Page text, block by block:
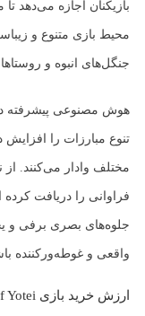
بازیکنان اجازه می‌دهد
محیط بازی متنوع و
جنگل‌های انبوه و
هوش مصنوعی پیشرفته
تنوع مبارزات را افزایش
مختلف وادار می‌کنند.
فراوانی را دریافت
جلوه‌های بصری برفی و
واقعی و غوطه‌ورکننده
ارزش خرید بازی Ghost of Yotei